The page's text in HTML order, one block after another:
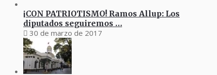
¡CON PATRIOTISMO! Ramos Allup: Los
diputados seguiremos …
30 de marzo de 2017